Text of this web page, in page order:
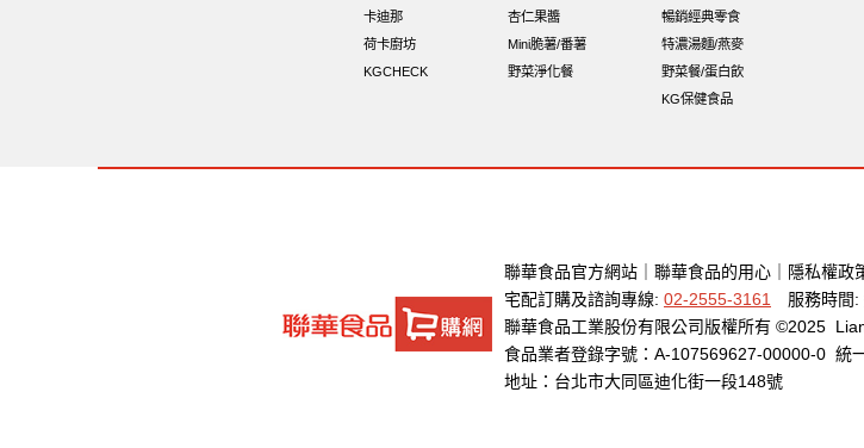
卡迪那
荷卡廚坊
KGCHECK
杏仁果醬
Mini脆薯/番薯
野菜淨化餐
暢銷經典零食
特濃湯麵/燕麥
野菜餐/蛋白飲
KG保健食品
聯華食品官方網站 聯華食品的用心
隱私權政
宅配訂購及諮詢專線: 02-2555-3161 服務時間:
聯華食品工業股份有限公司版權所有 ©2025
食品業者登錄字號：A-107569627-00000-0 統
地址：台北市大同區迪化街一段148號